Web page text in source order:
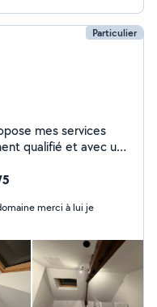
Particulier
mes services
qualifié et avec un
Mes qualifications
enduit les murs,
murs intérieur et
joints, et isolation
et gréser, etc.. A vos
services n'hésitez pas à me contacter À très bientôt
merci à lui je